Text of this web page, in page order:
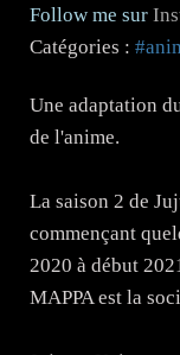
Follow me sur
Catégories :
Une adaptation
de l'anime.
La saison 2 de
commençant
2020 à début
MAPPA est la